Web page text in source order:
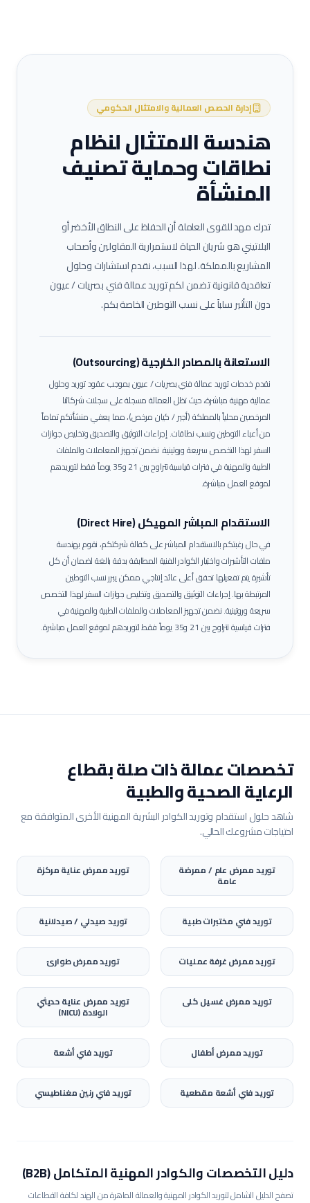
إدارة الحصص العمالية والامتثال الحكومي
هندسة الامتثال لنظام
نطاقات وحماية تصنيف
المنشأة
تدرك مهد للقوى العاملة أن الحفاظ على النطاق الأخضر أو
البلاتيني هو شريان الحياة لاستمرارية المقاولين وأصحاب
المشاريع بالمملكة. لهذا السبب، نقدم استشارات وحلول
تعاقدية قانونية تضمن لكم توريد عمالةفني بصريات / عيون
دون التأثير سلباً على نسب التوطين الخاصة بكم.
الاستعانة بالمصادر الخارجية (Outsourcing)
نقدم خدمات توريد عمالةفني بصريات / عيونبموجب عقود توريد وحلول
عمالية مهنية مباشرة، حيث تظل العمالة مسجلة على سجلات شركائنا
المرخصين محلياً بالمملكة (أجير / كيان مرخص)، مما يعفي منشأتكم تماماً
من أعباء التوطين ونسب نطاقات.إجراءات التوثيق والتصديق وتخليص جوازات
السفر لهذا التخصص سريعة وروتينية. نضمن تجهيز المعاملات والملفات
الطبية والمهنية في فترات قياسية تتراوح بين 21 و35 يوماً فقط لتوريدهم
لموقع العمل مباشرة.
الاستقدام المباشر المهيكل (Direct Hire)
في حال رغبتكم بالاستقدام المباشر على كفالة شركتكم، نقوم بهندسة
ملفات التأشيرات واختيار الكوادر الفنية المطابقة بدقة بالغة لضمان أن كل
تأشيرة يتم تفعيلها تحقق أعلى عائد إنتاجي ممكن يبرر نسب التوطين
المرتبطة بها.إجراءات التوثيق والتصديق وتخليص جوازات السفر لهذا التخصص
سريعة وروتينية. نضمن تجهيز المعاملات والملفات الطبية والمهنية في
فترات قياسية تتراوح بين 21 و35 يوماً فقط لتوريدهم لموقع العمل مباشرة.
تخصصات عمالة ذات صلة بقطاع
الرعاية الصحية والطبية
شاهد حلول استقدام وتوريد الكوادر البشرية المهنية الأخرى المتوافقة مع
احتياجات مشروعك الحالي.
توريدممرض عام / ممرضة
عامة
توريدممرض عناية مركزة
توريدفني مختبرات طبية توريدصيدلي / صيدلانية
توريدممرض غرفة عمليات توريدممرض طوارئ
توريدممرض غسيل كلى توريدممرض عناية حديثي
الولادة (NICU)
توريدممرض أطفال توريدفني أشعة
توريدفني أشعة مقطعية توريدفني رنين مغناطيسي
دليل التخصصات والكوادر المهنية المتكامل (B2B)
تصفح الدليل الشامل لتوريد الكوادر المهنية والعمالة الماهرة من الهند لكافة القطاعات